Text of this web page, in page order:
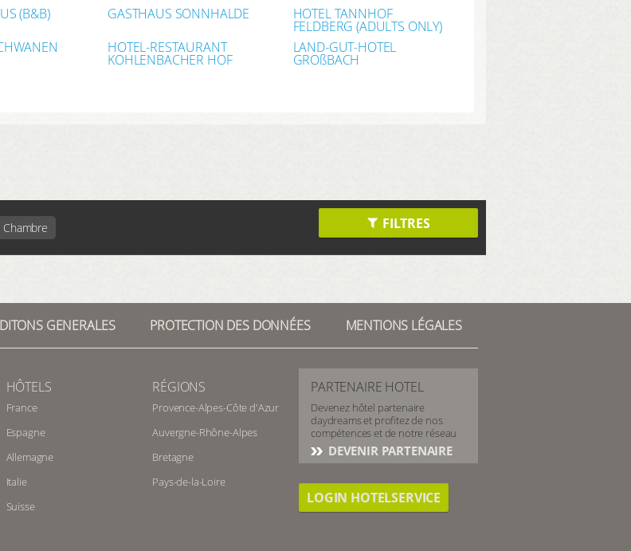
(B&B) GASTHAUS SONNHALDE HOTEL TANNHOF
FELDBERG (ADULTS ONLY)
HOTEL-RESTAURANT
KOHLENBACHER HOF
LAND-GUT-HOTEL
GROßBACH
FILTRES
Chambre
GENERALES PROTECTION DES DONNÉES MENTIONS LÉGALES
HÔTELS
France
Espagne
Allemagne
Italie
Suisse
RÉGIONS
Provence-Alpes-Côte d'Azur
Auvergne-Rhône-Alpes
Bretagne
Pays-de-la-Loire
PARTENAIRE HOTEL
Devenez hôtel partenaire
daydreams et profitez de nos
compétences et de notre réseau
DEVENIR PARTENAIRE
LOGIN HOTELSERVICE